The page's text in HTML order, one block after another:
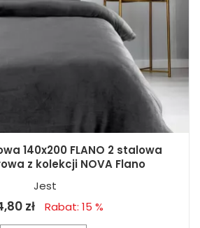
140x200 FLANO 2 stalowa
z kolekcji NOVA Flano
Jest
zł Rabat: 15 %